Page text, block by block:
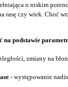
o niskim
rasę czy wiek Choć
na podstawie
zmiany na
- występowanie